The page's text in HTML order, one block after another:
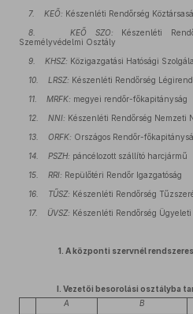
7. KEŐ: Készenléti Rendőrség
8. KEŐ SZO: Készenléti
Személyvédelmi Osztály
9. KHSZ: Közigazgatási Hatósági
10. LRSZ: Készenléti Rendőrség
11. MRFK: megyei rendőr-főkapitányság
12. NNI: Készenléti Rendőrség Nemzeti
13. ORFK: Országos Rendőr-
14. PSZH: páncélozott szállító harcjármű
15. RRI: Repülőtéri Rendőr Igazgatóság
16. TŰSZ: Készenléti Rendőrség
17. ÜVSZ: Készenléti Rendőrség
1. A központi szervnél
I. Vezetői besorolási osztályba
A
B